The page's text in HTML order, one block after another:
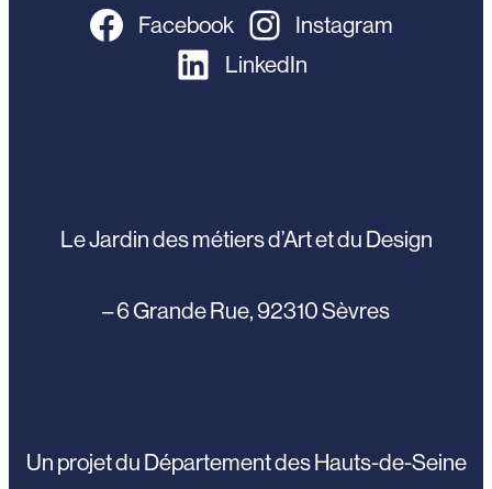
Facebook
Instagram
LinkedIn
Le Jardin des métiers d’Art et du Design
– 6 Grande Rue, 92310 Sèvres
Un projet du Département des Hauts-de-Seine